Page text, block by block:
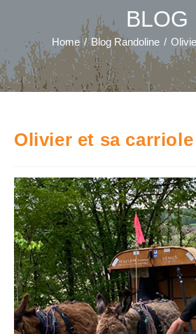
BLOG
Home / Blog Randoline /
Olivier et sa carriole